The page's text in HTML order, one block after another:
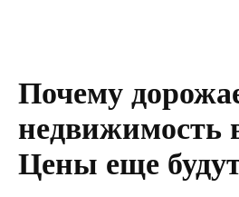
Почему
недвижимость
Цены еще